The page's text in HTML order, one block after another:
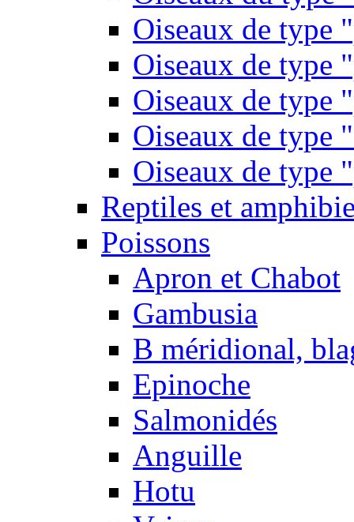
Oiseaux de type
Oiseaux de type
Oiseaux de type
Oiseaux de type
Oiseaux de type
Reptiles et
Poissons
Apron et Chabot
Gambusia
B méridional,
Epinoche
Salmonidés
Anguille
Hotu